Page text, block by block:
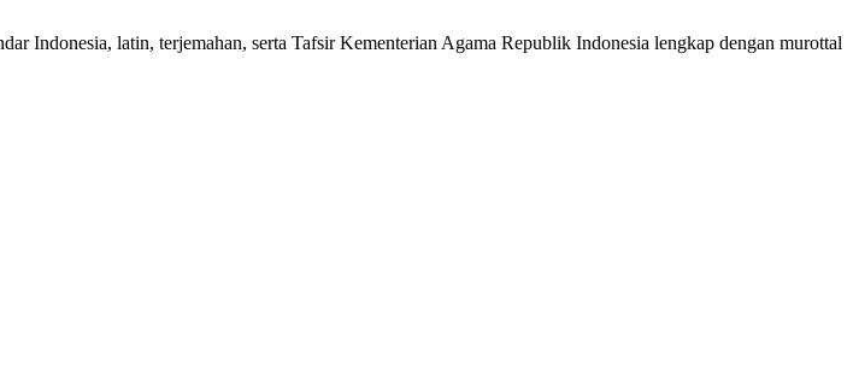
Indonesia, latin, terjemahan, serta Tafsir Kementerian Agama Republik Indonesia lengkap dengan murottal